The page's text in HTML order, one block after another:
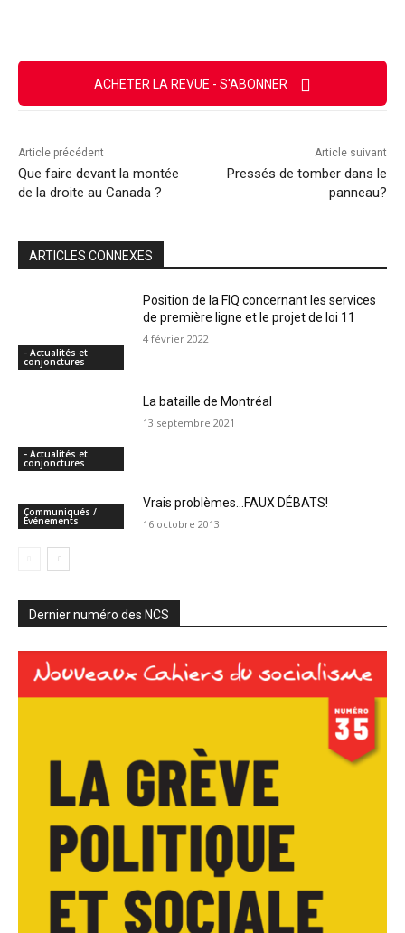
ACHETER LA REVUE - S'ABONNER
Article précédent
Que faire devant la montée
de la droite au Canada ?
Article suivant
Pressés de tomber dans le
panneau?
ARTICLES CONNEXES
- Actualités et
conjonctures
Position de la FIQ concernant les services
de première ligne et le projet de loi 11
4 février 2022
- Actualités et
conjonctures
La bataille de Montréal
13 septembre 2021
Communiqués /
Événements
Vrais problèmes…FAUX DÉBATS!
16 octobre 2013
Dernier numéro des NCS